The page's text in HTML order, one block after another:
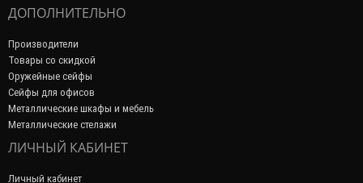
ДОПОЛНИТЕЛЬНО
Производители
Товары со скидкой
Оружейные сейфы
Сейфы для офисов
Металлические шкафы и мебель
Металлические стелажи
ЛИЧНЫЙ КАБИНЕТ
Личный кабинет